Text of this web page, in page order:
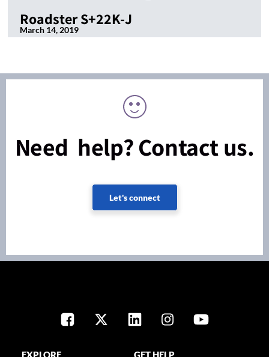
Roadster S+22K-J
March 14, 2019
Need help? Contact us.
Let's connect
EXPLORE
GET HELP